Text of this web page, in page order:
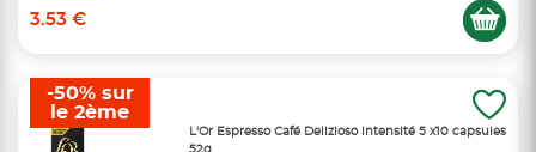
3.53 €
L'Or Espresso Café Delizioso intensité 5 x10 capsules
52g
-50% sur
le 2ème